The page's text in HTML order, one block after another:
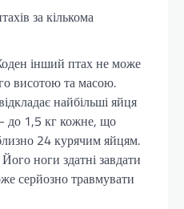
за кількома
інший птах не може
висотою та масою.
найбільші яйця
до 1,5 кг кожне, що
24 курячим яйцям.
Його ноги здатні завдати
серйозно травмувати